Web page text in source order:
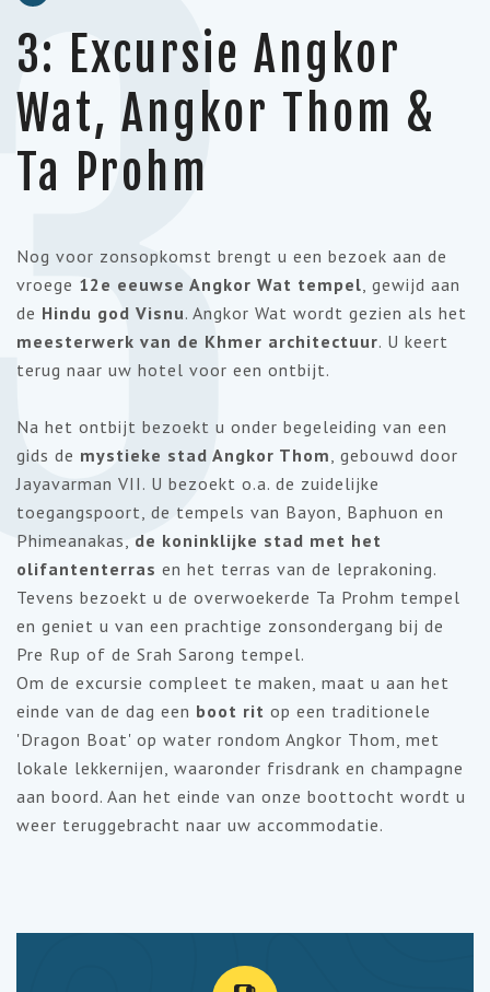
3: Excursie Angkor
Wat, Angkor Thom &
Ta Prohm
Nog voor zonsopkomst brengt u een bezoek aan de
vroege 12e eeuwse Angkor Wat tempel , gewijd aan
de Hindu god Visnu. Angkor Wat wordt gezien als het
meesterwerk van de Khmer architectuur. U keert
terug naar uw hotel voor een ontbijt.
Na het ontbijt bezoekt u onder begeleiding van een
gids de mystieke stad Angkor Thom , gebouwd door
Jayavarman VII. U bezoekt o.a. de zuidelijke
toegangspoort, de tempels van Bayon, Baphuon en
Phimeanakas, de koninklijke stad met het
olifantenterras en het terras van de leprakoning.
Tevens bezoekt u de overwoekerde Ta Prohm tempel
en geniet u van een prachtige zonsondergang bij de
Pre Rup of de Srah Sarong tempel.
Om de excursie compleet te maken, maat u aan het
einde van de dag een boot rit op een traditionele
'Dragon Boat' op water rondom Angkor Thom, met
lokale lekkernijen, waaronder frisdrank en champagne
aan boord. Aan het einde van onze boottocht wordt u
weer teruggebracht naar uw accommodatie.